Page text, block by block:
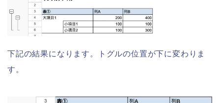
下記の結果になります。トグルの位置が下に変わりま
す。